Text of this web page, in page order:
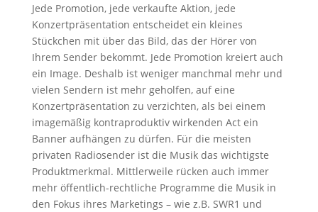
Jede Promotion, jede verkaufte Aktion, jede
Konzertpräsentation entscheidet ein kleines
Stückchen mit über das Bild, das der Hörer von
Ihrem Sender bekommt. Jede Promotion kreiert auch
ein Image. Deshalb ist weniger manchmal mehr und
vielen Sendern ist mehr geholfen, auf eine
Konzertpräsentation zu verzichten, als bei einem
imagemäßig kontraproduktiv wirkenden Act ein
Banner aufhängen zu dürfen. Für die meisten
privaten Radiosender ist die Musik das wichtigste
Produktmerkmal. Mittlerweile rücken auch immer
mehr öffentlich-rechtliche Programme die Musik in
den Fokus ihres Marketings – wie z.B. SWR1 und